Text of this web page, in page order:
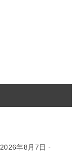
2026年8月7日 -